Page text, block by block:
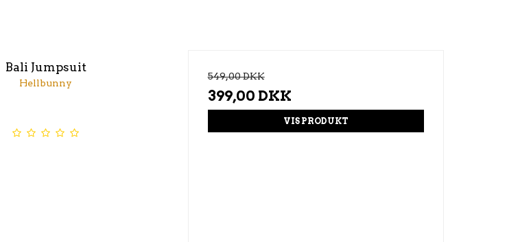
Bali Jumpsuit
Hellbunny
549,00 DKK
399,00 DKK
VIS PRODUKT